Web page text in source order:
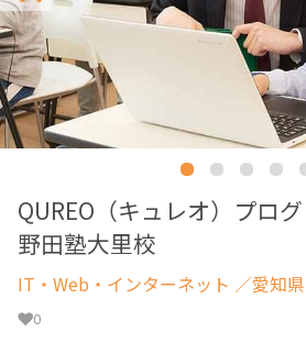
QUREO（キュレオ）プロ
野田塾大里校
IT・Web・インターネット ／愛知
0